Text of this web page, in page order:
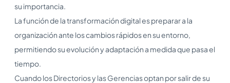
su importancia.
La función de la transformación digital es preparar a la
organización ante los cambios rápidos en su entorno,
permitiendo su evolución y adaptación a medida que pasa el
tiempo.
Cuando los Directorios y las Gerencias optan por salir de su